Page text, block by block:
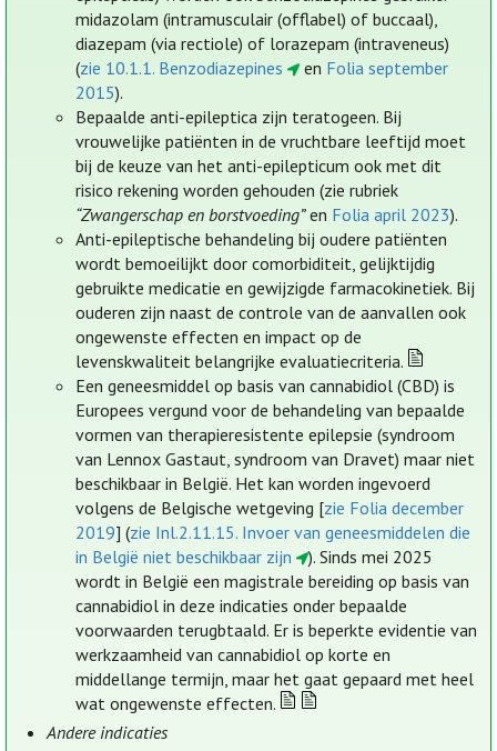
midazolam (intramusculair (offlabel) of buccaal),
diazepam (via rectiole) of lorazepam (intraveneus)
(zie 10.1.1. Benzodiazepines en Folia september
2015).
Bepaalde anti-epileptica zijn teratogeen. Bij
vrouwelijke patiënten in de vruchtbare leeftijd moet
bij de keuze van het anti-epilepticum ook met dit
risico rekening worden gehouden (zie rubriek
“Zwangerschap en borstvoeding”en Folia april 2023).
Anti-epileptische behandeling bij oudere patiënten
wordt bemoeilijkt door comorbiditeit, gelijktijdig
gebruikte medicatie en gewijzigde farmacokinetiek. Bij
ouderen zijn naast de controle van de aanvallen ook
ongewenste effecten en impact op de
levenskwaliteit belangrijke evaluatiecriteria.
Een geneesmiddel op basis van cannabidiol (CBD) is
Europees vergund voor de behandeling van bepaalde
vormen van therapieresistente epilepsie (syndroom
van Lennox Gastaut, syndroom van Dravet) maar niet
beschikbaar in België. Het kan worden ingevoerd
volgens de Belgische wetgeving [zie Folia december
2019] (zie Inl.2.11.15. Invoer van geneesmiddelen die
in België niet beschikbaar zijn
). Sinds mei 2025
wordt in België een magistrale bereiding op basis van
cannabidiol in deze indicaties onder bepaalde
voorwaarden terugbtaald. Er is beperkte evidentie van
werkzaamheid van cannabidiol op korte en
middellange termijn, maar het gaat gepaard met heel
wat ongewenste effecten.
Andere indicaties